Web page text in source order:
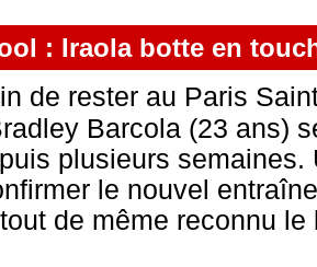
: Iraola botte en
de rester au Paris
Barcola (23 ans)
plusieurs semaines.
le nouvel
de même reconnu